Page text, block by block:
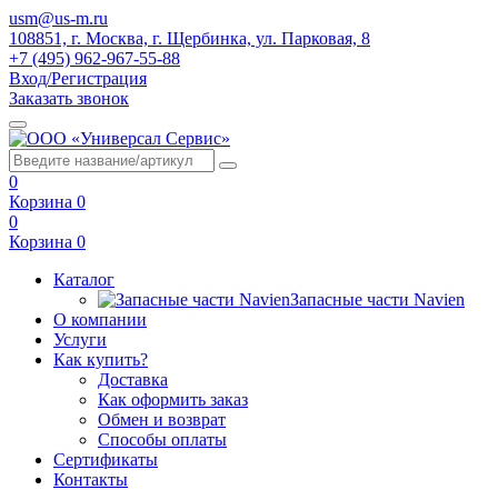
usm@us-m.ru
108851, г. Москва, г. Щербинка, ул. Парковая, 8
+7 (495) 962-967-55-88
Вход/Регистрация
Заказать звонок
0
Корзина 0
0
Корзина 0
Каталог
Запасные части Navien
О компании
Услуги
Как купить?
Доставка
Как оформить заказ
Обмен и возврат
Способы оплаты
Сертификаты
Контакты